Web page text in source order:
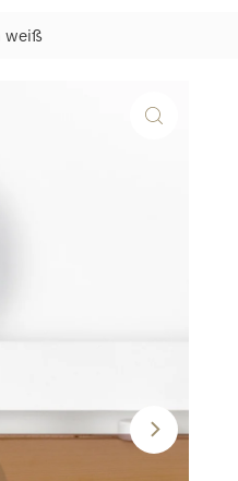
weiß